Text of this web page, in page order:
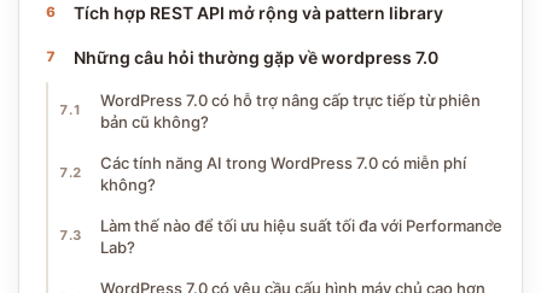
Tích hợp REST API mở rộng và pattern library
Những câu hỏi thường gặp về wordpress 7.0
WordPress 7.0 có hỗ trợ nâng cấp trực tiếp từ phiên
bản cũ không?
Các tính năng AI trong WordPress 7.0 có miễn phí
không?
Làm thế nào để tối ưu hiệu suất tối đa với Performance
Lab?
WordPress 7.0 có yêu cầu cấu hình máy chủ cao hơn